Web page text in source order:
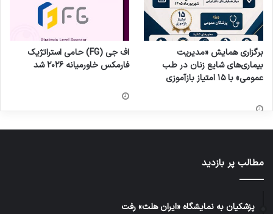
برگزاری همایش «مدیریت
بیماری‌های شایع زنان در طب
عمومی» با ۱۵ امتیاز بازآموزی
اف جی (FG) حامی استراتژیک
فارمکس خاورمیانه ۲۰۲۶ شد
مطالب پر بازدید
پزشکیان به نمایشگاه «ایران هلث» رفت